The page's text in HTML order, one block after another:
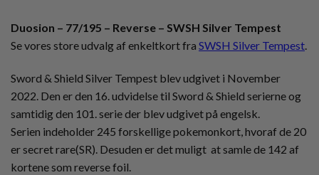
Duosion – 77/195 – Reverse – SWSH Silver Tempest
Se vores store udvalg af enkeltkort fra SWSH Silver Tempest.
Sword & Shield Silver Tempest blev udgivet i November
2022. Den er den 16. udvidelse til Sword & Shield serierne og
samtidig den 101. serie der blev udgivet på engelsk.
Serien indeholder 245 forskellige pokemonkort, hvoraf de 20
er secret rare(SR). Desuden er det muligt at samle de 142 af
kortene som reverse foil.